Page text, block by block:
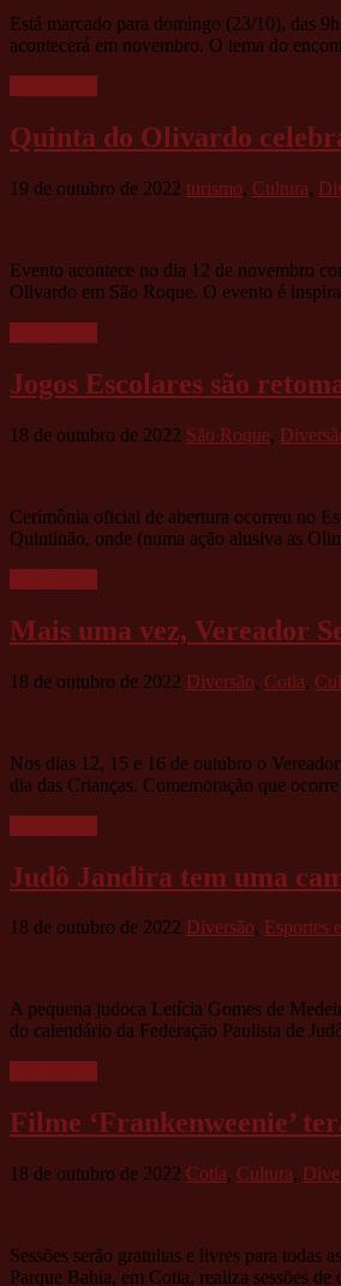
Está marcado para domingo (23/10), das
acontecerá em novembro. O tema do
Quinta do Olivardo
19 de outubro de 2022 turismo, Cultura,
Evento acontece no dia 12 de novembro
Olivardo em São Roque. O evento é
Jogos Escolares são
18 de outubro de 2022 São Roque,
Cerimônia oficial de abertura ocorreu no
Quintinão, onde (numa ação alusiva as
Mais uma vez, Vereador
18 de outubro de 2022 Diversão, Cotia,
Nos dias 12, 15 e 16 de outubro o
dia das Crianças. Comemoração que
Judô Jandira tem uma
18 de outubro de 2022 Diversão, Esportes
A pequena judoca Letícia Gomes de
do calendário da Federação Paulista de
Filme ‘Frankenweenie’
18 de outubro de 2022 Cotia, Cultura,
Sessões serão gratuitas e livres para
Parque Bahia, em Cotia, realiza sessões